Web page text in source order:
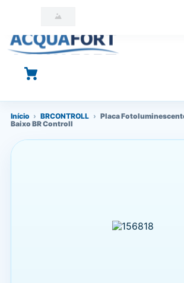
O que você está procurando?
Início › BRCONTROLL › Placa
Baixo BR Controll